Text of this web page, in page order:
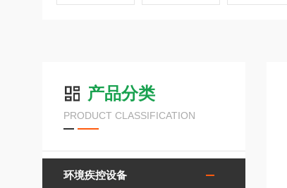
产品分类
PRODUCT CLASSIFICATION
环境疾控设备